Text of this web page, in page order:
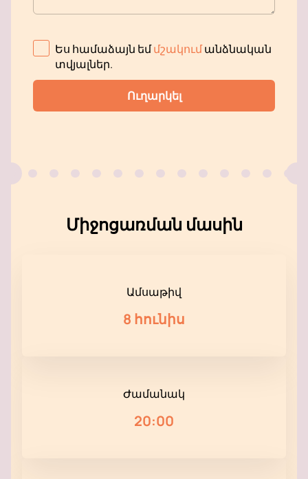
Ես համաձայն եմմշակումանձնական
տվյալներ.
Ուղարկել
Միջոցառման մասին
Ամսաթիվ
8 հունիս
Ժամանակ
20:00